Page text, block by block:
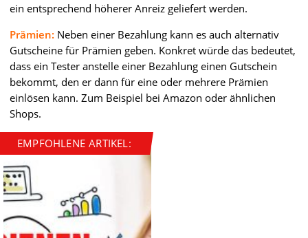
ein entsprechend höherer Anreiz geliefert werden.
Prämien: Neben einer Bezahlung kann es auch alternativ
Gutscheine für Prämien geben. Konkret würde das bedeutet,
dass ein Tester anstelle einer Bezahlung einen Gutschein
bekommt, den er dann für eine oder mehrere Prämien
einlösen kann. Zum Beispiel bei Amazon oder ähnlichen
Shops.
EMPFOHLENE ARTIKEL: